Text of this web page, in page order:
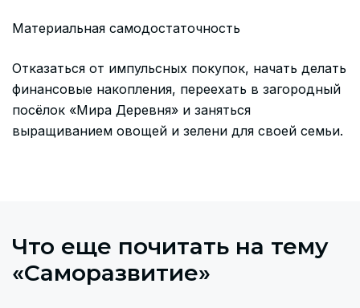
Материальная самодостаточность
Отказаться от импульсных покупок, начать делать
финансовые накопления, переехать в загородный
посёлок «Мира Деревня» и заняться
выращиванием овощей и зелени для своей семьи.
Что еще почитать на тему
«Саморазвитие»